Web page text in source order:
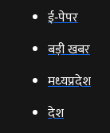
ई‑पेपर
बड़ी खबर
मध्‍यप्रदेश
देश